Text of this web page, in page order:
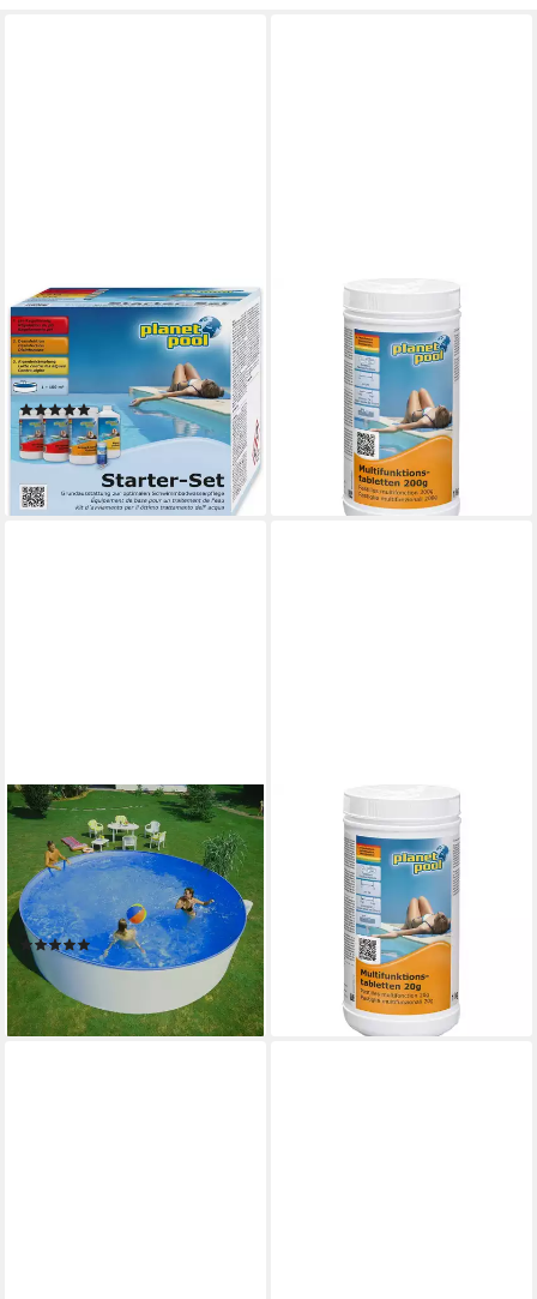
PLANET POOL
Poolpflege Planet Pool
Wasserpflege Starter-Set - 3
Komponent
(2)
35,99 € UVP39,99 €
-10%
lieferbar - in 2-3 Werktagen bei dir
PLANET POOL
Poolpflege Planet Pool -
Langzeit-Multifunktions-
Tabletten 20
16,65 €
(16,65 €/ 1 kg)
lieferbar - in 2-3 Werktagen bei dir
PLANET POOL
Rundpool Stahlwandpool rund
360x84 cm, Stahl 0,3 mm
weiß, F (Einzelbecken, 1-tlg),
verzinkte Stahlwand
(1)
149,00 €
13,61 €
lieferbar - in 5-6 Werktagen bei dir
PLANET POOL
Poolpflege Planet Pool -
Langzeit-Multifunktions-
Tabletten 20
19,65 €
(19,65 €/ 1 kg)
lieferbar - in 2-3 Werktagen bei dir